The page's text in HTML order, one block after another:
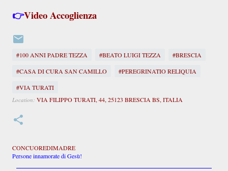
👉Video Accoglienza
#100 ANNI PADRE TEZZA #BEATO LUIGI TEZZA
#BRESCIA
#CASA DI CURA SAN CAMILLO
#PEREGRINATIO RELIQUIA
#VIA TURATI
Location: VIA FILIPPO TURATI, 44, 25123 BRESCIA BS, ITALIA
CONCUOREDIMADRE
Persone innamorate di Gesù!